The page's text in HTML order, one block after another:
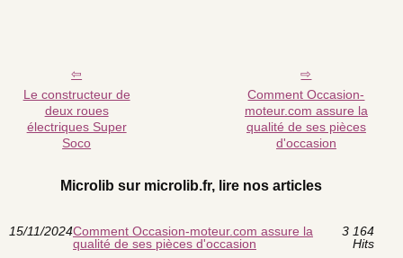
Le constructeur de
deux roues
électriques Super
Soco
Comment Occasion-
moteur.com assure la
qualité de ses pièces
d'occasion
Microlib sur microlib.fr, lire nos articles
15/11/2024Comment Occasion-moteur.com assure la
qualité de ses pièces d'occasion
3 164
Hits